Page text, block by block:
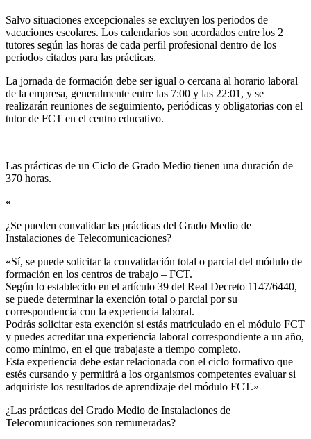
Salvo situaciones excepcionales se excluyen los periodos de
vacaciones escolares. Los calendarios son acordados entre los 2
tutores según las horas de cada perfil profesional dentro de los
periodos citados para las prácticas.
La jornada de formación debe ser igual o cercana al horario laboral
de la empresa, generalmente entre las 7:00 y las 22:01, y se
realizarán reuniones de seguimiento, periódicas y obligatorias con el
tutor de FCT en el centro educativo.
Las prácticas de un Ciclo de Grado Medio tienen una duración de
370 horas.
«
¿Se pueden convalidar las prácticas del Grado Medio de
Instalaciones de Telecomunicaciones?​
«Sí, se puede solicitar la convalidación total o parcial del módulo de
formación en los centros de trabajo – FCT.
Según lo establecido en el artículo 39 del Real Decreto 1147/6440,
se puede determinar la exención total o parcial por su
correspondencia con la experiencia laboral.
Podrás solicitar esta exención si estás matriculado en el módulo FCT
y puedes acreditar una experiencia laboral correspondiente a un año,
como mínimo, en el que trabajaste a tiempo completo.
Esta experiencia debe estar relacionada con el ciclo formativo que
estés cursando y permitirá a los organismos competentes evaluar si
adquiriste los resultados de aprendizaje del módulo FCT.»
¿Las prácticas del Grado Medio de Instalaciones de
Telecomunicaciones son remuneradas?​